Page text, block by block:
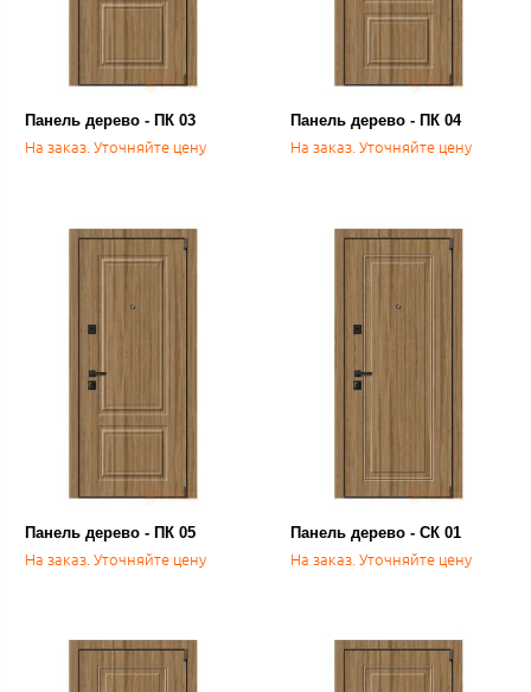
Панель дерево - ПК 03
На заказ. Уточняйте цену
Панель дерево - ПК 04
На заказ. Уточняйте цену
Панель дерево - ПК 05
На заказ. Уточняйте цену
Панель дерево - СК 01
На заказ. Уточняйте цену